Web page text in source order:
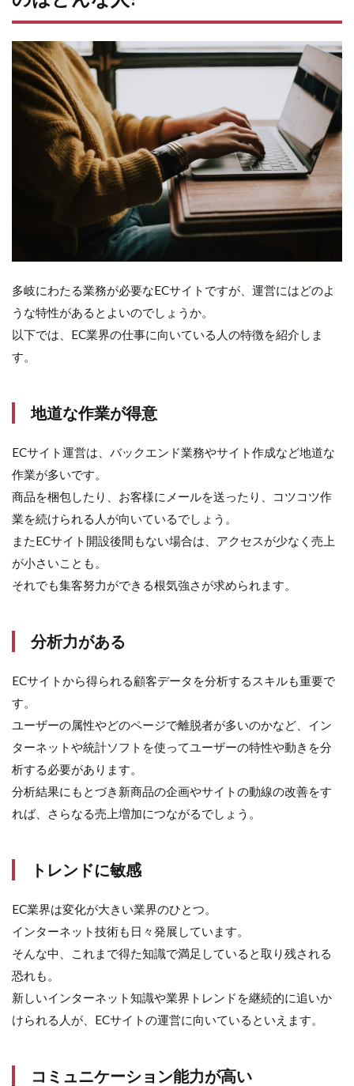
ま
と
多岐にわたる業務が必要なECサイトですが、運営にはどのよ
うな特性があるとよいのでしょうか。
以下では、EC業界の仕事に向いている人の特徴を紹介しま
す。
地道な作業が得意
ECサイト運営は、バックエンド業務やサイト作成など地道な
作業が多いです。
商品を梱包したり、お客様にメールを送ったり、コツコツ作
業を続けられる人が向いているでしょう。
またECサイト開設後間もない場合は、アクセスが少なく売上
が小さいことも。
それでも集客努力ができる根気強さが求められます。
分析力がある
ECサイトから得られる顧客データを分析するスキルも重要で
す。
ユーザーの属性やどのページで離脱者が多いのかなど、イン
ターネットや統計ソフトを使ってユーザーの特性や動きを分
析する必要があります。
分析結果にもとづき新商品の企画やサイトの動線の改善をす
れば、さらなる売上増加につながるでしょう。
トレンドに敏感
EC業界は変化が大きい業界のひとつ。
インターネット技術も日々発展しています。
そんな中、これまで得た知識で満足していると取り残される
恐れも。
新しいインターネット知識や業界トレンドを継続的に追いか
けられる人が、ECサイトの運営に向いているといえます。
コミュニケーション能力が高い